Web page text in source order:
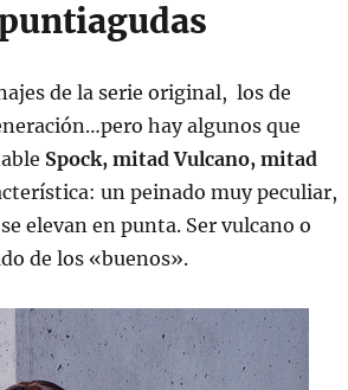
de la serie original, los de
hay algunos que
Spock, mitad Vulcano, mitad
un peinado muy peculiar,
elevan en punta. Ser vulcano o
de los «buenos».